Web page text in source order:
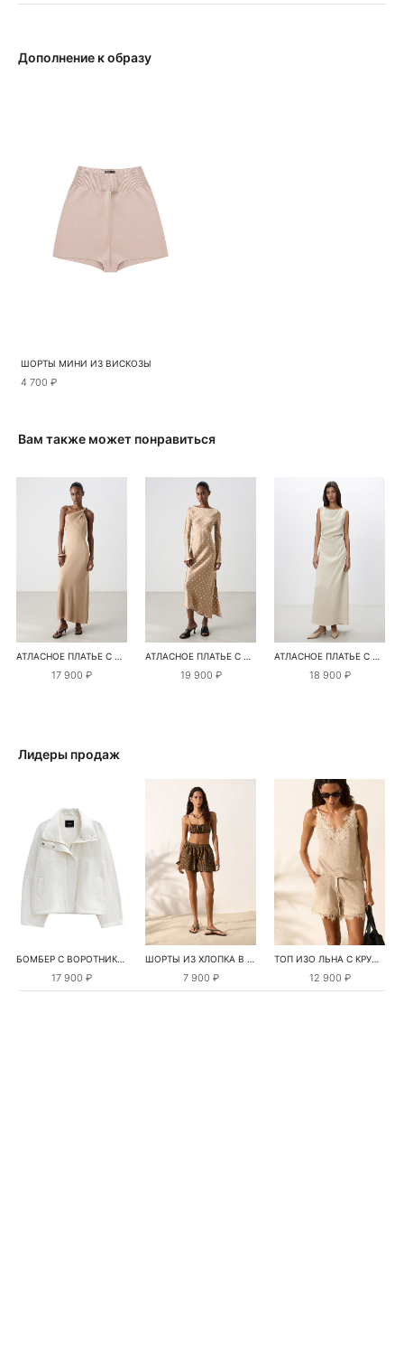
Дополнение к образу
ШОРТЫ МИНИ ИЗ ВИСКОЗЫ
4 700 ₽
Вам также может понравиться
АТЛАСНОЕ ПЛАТЬЕ С ПЕРЕКРУТОМ
17 900 ₽
АТЛАСНОЕ ПЛАТЬЕ С ДЛИННЫМИ РУКАВАМИ
19 900 ₽
АТЛАСНОЕ ПЛАТЬЕ С ПЕРЕКРУТОМ НА ПЛЕЧАХ
18 900 ₽
Лидеры продаж
БОМБЕР С ВОРОТНИКОМ-СТОЙКОЙ
17 900 ₽
ШОРТЫ ИЗ ХЛОПКА В КЛЕТКУ
7 900 ₽
ТОП ИЗО ЛЬНА С КРУЖЕВОМ
12 900 ₽